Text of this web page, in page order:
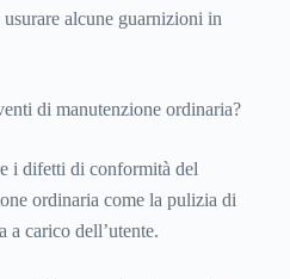
alcune guarnizioni in
di manutenzione ordinaria?
i difetti di conformità del
ordinaria come la pulizia di
a carico dell’utente.